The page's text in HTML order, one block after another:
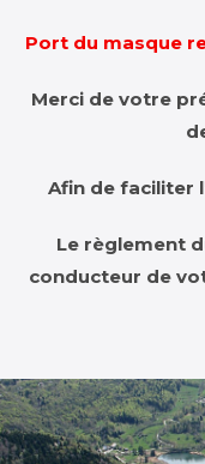
Port du masque
Merci de votre
Afin de faciliter
Le règlement
conducteur de